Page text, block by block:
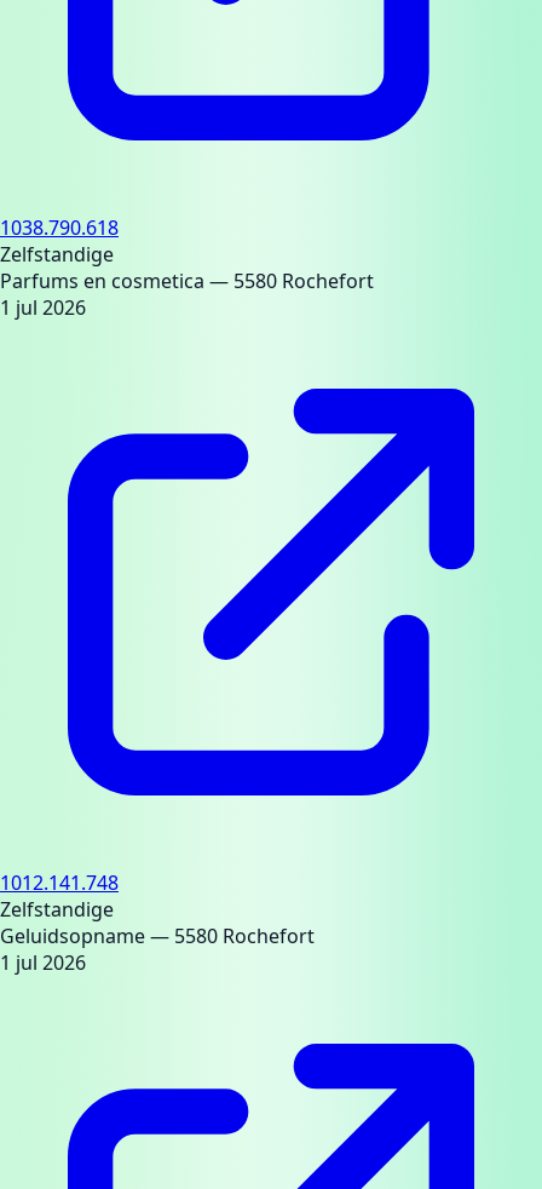
1038.790.618
Zelfstandige
Parfums en cosmetica — 5580 Rochefort
1 jul 2026
1012.141.748
Zelfstandige
Geluidsopname— 5580 Rochefort
1 jul 2026